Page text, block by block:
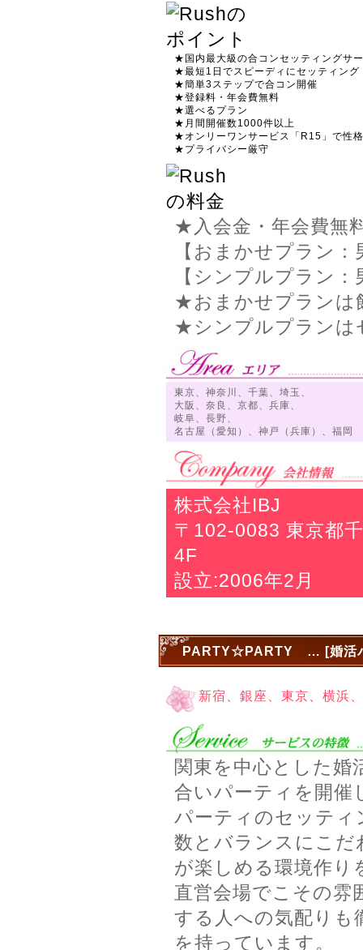
★国内最大級の合コンセッティングサ
★最短1日でスピーディにセッティング
★簡単3ステップで合コン開催
★登録料・年会費無料
★選べるプラン
★月間開催数1000件以上
★オンリーワンサービス「R15」で性
★プライバシー厳守
★入会金・年会費無
【おまかせプラン
【シンプルプラン
★おまかせプランは
★シンプルプランは
東京、神奈川、千葉、埼玉、
大阪、奈良、京都、兵庫、
岐阜、長野、
名古屋（愛知）、神戸（兵庫）、福岡
株式会社IBJ
〒102-0083 東京都
4F
設立:2006年2月
PARTY☆PARTY … [婚活
新宿、銀座、東京、横浜
関東を中心とした婚
合いパーティを開催
パーティのセッティ
数とバランスにこだ
が楽しめる環境作り
直営会場でこその雰
する人への気配りも
を持っています。